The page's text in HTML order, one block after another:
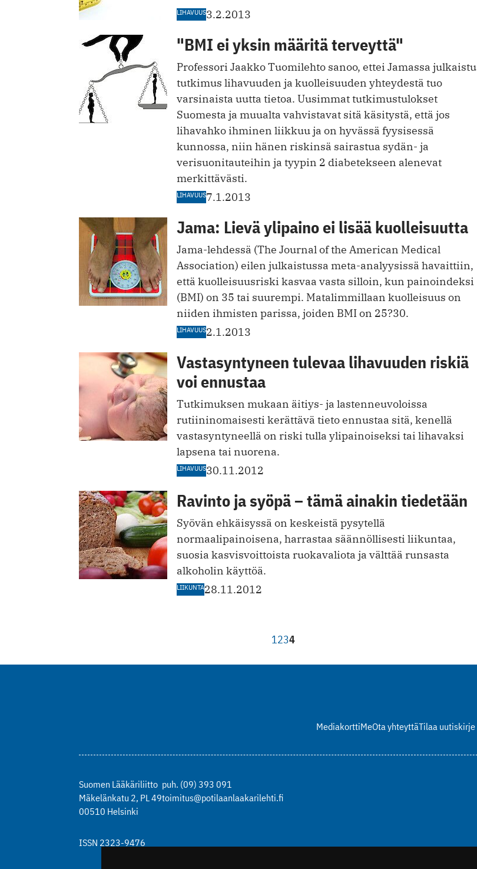
LIHAVUUS3.2.2013
"BMI ei yksin määritä terveyttä"
Professori Jaakko Tuomilehto sanoo, ettei Jamassa julkaistu
tutkimus lihavuuden ja kuolleisuuden yhteydestä tuo
varsinaista uutta tietoa. Uusimmat tutkimustulokset
Suomesta ja muualta vahvistavat sitä käsitystä, että jos
lihavahko ihminen liikkuu ja on hyvässä fyysisessä
kunnossa, niin hänen riskinsä sairastua sydän- ja
verisuonitauteihin ja tyypin 2 diabetekseen alenevat
merkittävästi.
LIHAVUUS7.1.2013
Jama: Lievä ylipaino ei lisää kuolleisuutta
Jama-lehdessä (The Journal of the American Medical
Association) eilen julkaistussa meta-analyysissä havaittiin,
että kuolleisuusriski kasvaa vasta silloin, kun painoindeksi
(BMI) on 35 tai suurempi. Matalimmillaan kuolleisuus on
niiden ihmisten parissa, joiden BMI on 25?30.
LIHAVUUS2.1.2013
Vastasyntyneen tulevaa lihavuuden riskiä
voi ennustaa
Tutkimuksen mukaan äitiys- ja lastenneuvoloissa
rutiininomaisesti kerättävä tieto ennustaa sitä, kenellä
vastasyntyneellä on riski tulla ylipainoiseksi tai lihavaksi
lapsena tai nuorena.
LIHAVUUS30.11.2012
Ravinto ja syöpä – tämä ainakin tiedetään
Syövän ehkäisyssä on keskeistä pysytellä
normaalipainoisena, harrastaa säännöllisesti liikuntaa,
suosia kasvisvoittoista ruokavaliota ja välttää runsasta
alkoholin käyttöä.
LIIKUNTA28.11.2012
1234
MediakorttiMeOta yhteyttäTilaa uutiskirje
Suomen Lääkäriliitto
Mäkelänkatu 2, PL 49
00510 Helsinki
puh. (09) 393 091
toimitus@potilaanlaakarilehti.fi
ISSN 2323-9476